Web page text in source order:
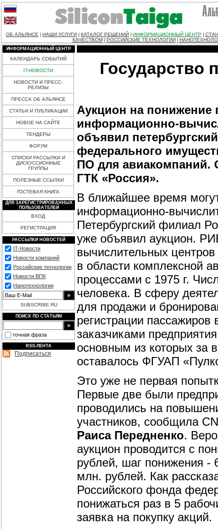
ОБ АЛЬЯНСЕ НАШИ УСЛУГИ КАТАЛОГ РЕШЕНИЙ ИНФОРМАЦИОННЫЙ ЦЕНТР
КАЧЕСТВОМ
РОССИЙСКИЕ ТЕХНОЛОГИИ
ИНФОРМАЦИОННЫЙ ЦЕНТР
КАЛЕНДАРЬ СОБЫТИЙ
IT-НОВОСТИ
НОВОСТИ И ПРЕСС-
РЕЛИЗЫ
ПРЕССА ОБ АЛЬЯНСЕ
СТАТЬИ И ПУБЛИКАЦИИ
НОВОЕ НА САЙТЕ
ТЕНДЕРЫ
ФОРУМ
СПИСКИ РАССЫЛКИ И
ДИСКУССИОННЫЕ
ГРУППЫ
ПОЛЕЗНЫЕ ССЫЛКИ
ГОСТЕВАЯ КНИГА
ДЛЯ ЗАРЕГИСТРИРОВАННЫХ
ПОЛЬЗОВАТЕЛЕЙ
ВХОД
РЕГИСТРАЦИЯ
РАССЫЛКИ НОВОСТЕЙ
IT-Новости
Новости компаний
Российские технологии
Новости ВПК
Нанотехнологии
SUBSCRIBE.RU
ПОИСК ПО СТАТЬЯМ
точная фраза
RSS-ЛЕНТА
Подписаться
Государство
Аукцион на понижение
информационно-
объявил
федерального
ПО для авиакомпаний.
ГТК «Россия».
В ближайшее время
информационно-
Петербургский филиал
уже объявил аукцион.
вычислительных
в области комплексной
процессами с 1975 г.
человека. В сферу
для продажи и
регистрации
заказчиками
основным из которых за
оставалось ФГУАП
Это уже не первая
Первые две были
проводились на
участников, сообщила
Раиса Передненко.
аукцион проводится с
рублей, шаг понижения -
млн. рублей. Как
Российского фонда
понижаться раз в 5
заявка на покупку акций.